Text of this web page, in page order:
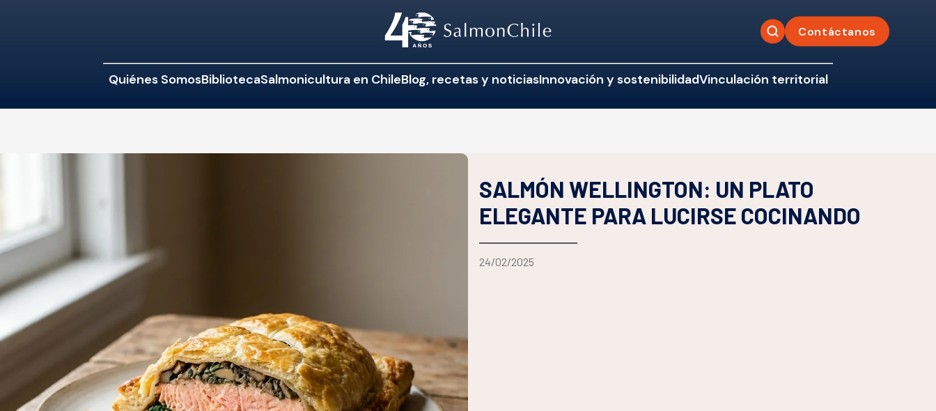
Contáctanos
Quiénes SomosBibliotecaSalmonicultura en ChileBlog, recetas y noticiasInnovación y sostenibilidadVinculación territorial
SALMÓN WELLINGTON: UN PLATO
ELEGANTE PARA LUCIRSE COCINANDO
24/02/2025